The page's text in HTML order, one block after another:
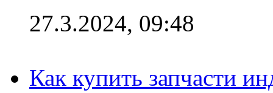
27.3.2024, 09:48
Как купить запчасти